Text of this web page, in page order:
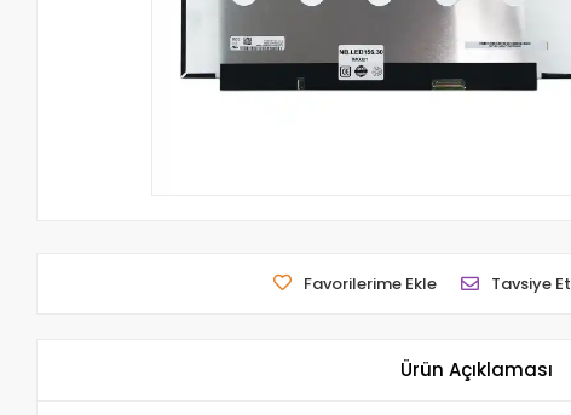
Favorilerime Ekle Tavsiye Et
Ürün Açıklaması